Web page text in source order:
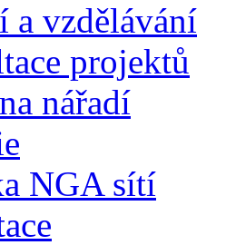
a vzdělávání
projektů
nářadí
NGA sítí